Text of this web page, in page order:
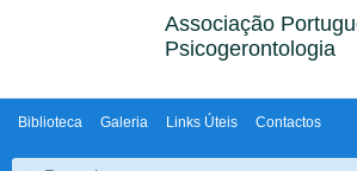
Associação
Psicogerontologia
Biblioteca Galeria Links Úteis Contactos